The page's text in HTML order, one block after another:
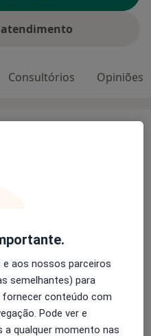
Consultórios Opiniões
do Porto.
Psicólogos
clínico online de
e stress, ataques
distúrbios de
sexualidade,
interpessoal,
gestão de
a atender
às comunidades
aos nossos parceiros
semelhantes) para
conteúdo com
Pode ver e
a qualquer momento nas